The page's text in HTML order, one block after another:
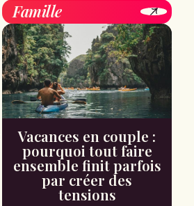
Famille
Vacances en couple :
pourquoi tout faire
ensemble finit parfois
par créer des
tensions